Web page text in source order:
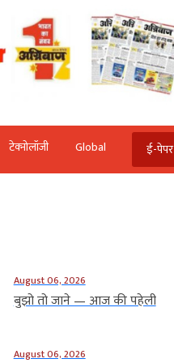
टेक्‍नोलॉजी Global ई-पेपर
August 06, 2026
बुझो तो जाने — आज की पहेली
August 06, 2026